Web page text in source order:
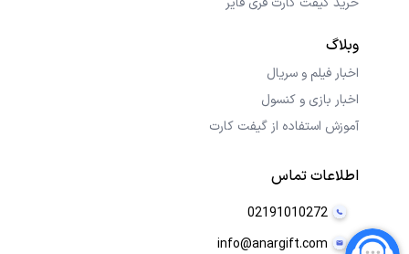
وبلاگ
اخبار فیلم و سریال
اخبار بازی و کنسول
آموزش استفاده از گیفت کارت
اطلاعات تماس
02191010272
info@anargift.com